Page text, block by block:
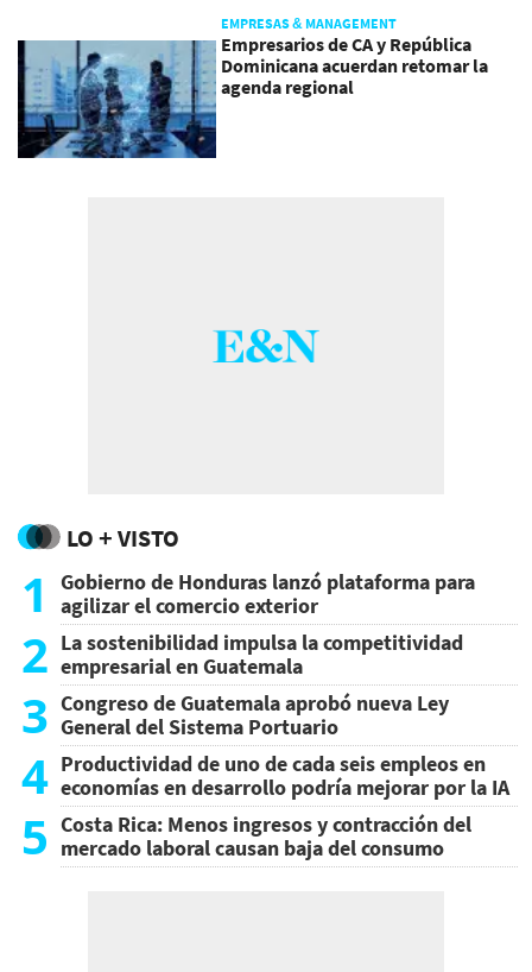
EMPRESAS & MANAGEMENT
Empresarios de CA y República
Dominicana acuerdan retomar la
agenda regional
LO + VISTO
1
Gobierno de Honduras lanzó plataforma para
agilizar el comercio exterior
2 La sostenibilidad impulsa la competitividad
empresarial en Guatemala
3 Congreso de Guatemala aprobó nueva Ley
General del Sistema Portuario
4 Productividad de uno de cada seis empleos en
economías en desarrollo podría mejorar por la IA
5 Costa Rica: Menos ingresos y contracción del
mercado laboral causan baja del consumo